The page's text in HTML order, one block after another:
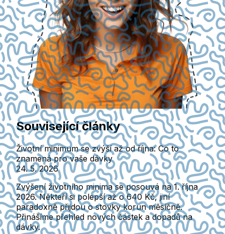
Související články
Životní minimum se zvýší až od října: Co to
znamená pro vaše dávky
24. 5. 2026
Zvýšení životního minima se posouvá na 1. října
2026. Někteří si polepší až o 640 Kč, jiní
paradoxně přijdou o stovky korun měsíčně.
Přinášíme přehled nových částek a dopadů na
dávky.